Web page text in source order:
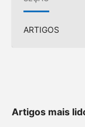
ARTIGOS
Artigos mais